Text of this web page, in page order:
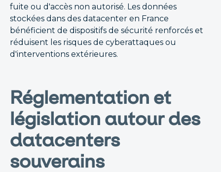
fuite ou d'accès non autorisé. Les données
stockées dans des datacenter en France
bénéficient de dispositifs de sécurité renforcés et
réduisent les risques de cyberattaques ou
d'interventions extérieures.
Réglementation et
législation autour des
datacenters
souverains